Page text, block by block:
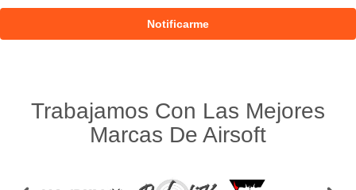
Trabajamos Con Las Mejores
Marcas De Airsoft